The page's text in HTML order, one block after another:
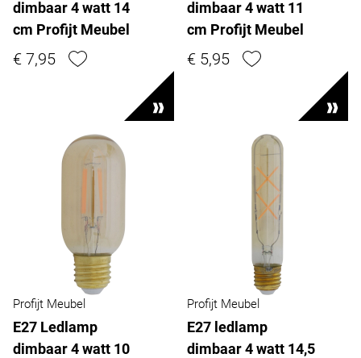
dimbaar 4 watt 14
cm Profijt Meubel
€ 7,95
dimbaar 4 watt 11
cm Profijt Meubel
€ 5,95
Profijt Meubel
E27 Ledlamp
dimbaar 4 watt 10
Profijt Meubel
E27 ledlamp
dimbaar 4 watt 14,5